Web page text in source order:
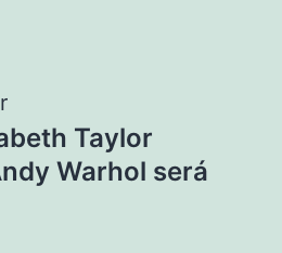
Taylor
Warhol será